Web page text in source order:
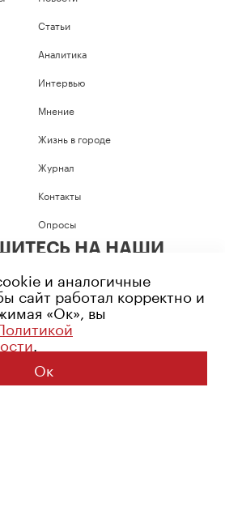
Статьи
Аналитика
Интервью
Мнение
Жизнь в городе
Журнал
Контакты
Опросы
НА НАШИ
ограничение: 16+
конфиденциальности
Все права защищены
и аналогичные
сайт работал корректно и
«Ок», вы
.
Ок